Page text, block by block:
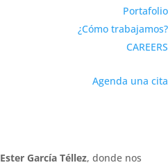
Portafolio
¿Cómo trabajamos?
CAREERS
Agenda una cita
Ester García Téllez, donde nos